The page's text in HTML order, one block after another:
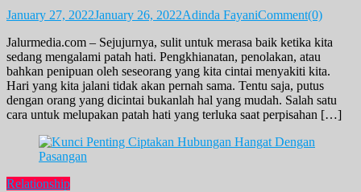
January 27, 2022January 26, 2022Adinda FayaniComment(0)
Jalurmedia.com – Sejujurnya, sulit untuk merasa baik ketika kita
sedang mengalami patah hati. Pengkhianatan, penolakan, atau
bahkan penipuan oleh seseorang yang kita cintai menyakiti kita.
Hari yang kita jalani tidak akan pernah sama. Tentu saja, putus
dengan orang yang dicintai bukanlah hal yang mudah. Salah satu
cara untuk melupakan patah hati yang terluka saat perpisahan […]
Relationship